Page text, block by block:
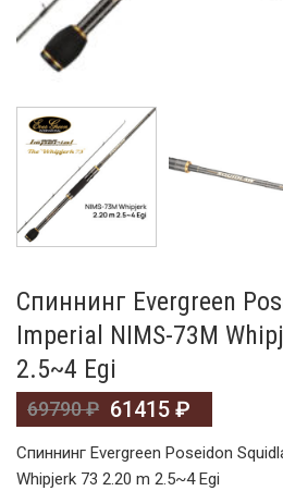
Спиннинг Evergreen
Imperial NIMS-73M
2.5~4 Egi
69790₽ 61415 ₽
Спиннинг Evergreen Poseidon
Whipjerk 73 2.20 m 2.5~4 Egi